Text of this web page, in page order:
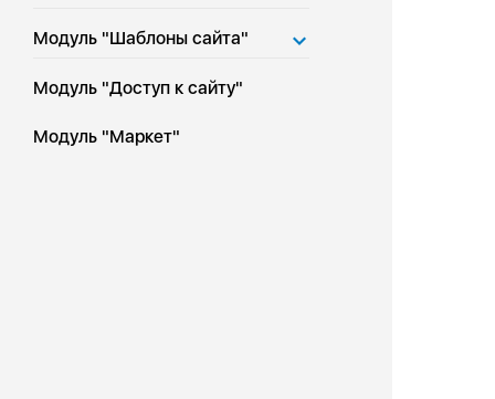
Модуль "Шаблоны сайта"
Модуль "Доступ к сайту"
Модуль "Маркет"